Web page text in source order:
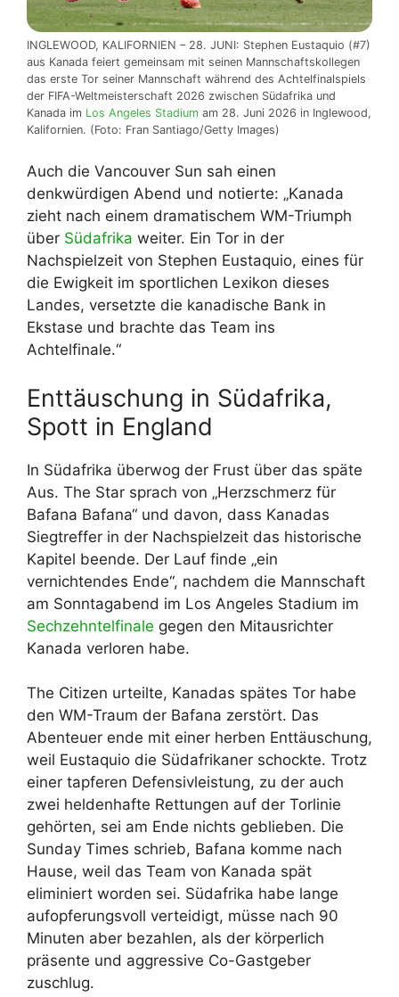
INGLEWOOD, KALIFORNIEN – 28. JUNI: Stephen Eustaquio (#7)
aus Kanada feiert gemeinsam mit seinen Mannschaftskollegen
das erste Tor seiner Mannschaft während des Achtelfinalspiels
der FIFA-Weltmeisterschaft 2026 zwischen Südafrika und
Kanada im Los Angeles Stadium am 28. Juni 2026 in Inglewood,
Kalifornien. (Foto: Fran Santiago/Getty Images)
Auch die Vancouver Sun sah einen
denkwürdigen Abend und notierte: „Kanada
zieht nach einem dramatischem WM-Triumph
über Südafrika weiter. Ein Tor in der
Nachspielzeit von Stephen Eustaquio, eines für
die Ewigkeit im sportlichen Lexikon dieses
Landes, versetzte die kanadische Bank in
Ekstase und brachte das Team ins
Achtelfinale.“
Enttäuschung in Südafrika,
Spott in England
In Südafrika überwog der Frust über das späte
Aus. The Star sprach von „Herzschmerz für
Bafana Bafana“ und davon, dass Kanadas
Siegtreffer in der Nachspielzeit das historische
Kapitel beende. Der Lauf finde „ein
vernichtendes Ende“, nachdem die Mannschaft
am Sonntagabend im Los Angeles Stadium im
Sechzehntelfinale gegen den Mitausrichter
Kanada verloren habe.
The Citizen urteilte, Kanadas spätes Tor habe
den WM-Traum der Bafana zerstört. Das
Abenteuer ende mit einer herben Enttäuschung,
weil Eustaquio die Südafrikaner schockte. Trotz
einer tapferen Defensivleistung, zu der auch
zwei heldenhafte Rettungen auf der Torlinie
gehörten, sei am Ende nichts geblieben. Die
Sunday Times schrieb, Bafana komme nach
Hause, weil das Team von Kanada spät
eliminiert worden sei. Südafrika habe lange
aufopferungsvoll verteidigt, müsse nach 90
Minuten aber bezahlen, als der körperlich
präsente und aggressive Co-Gastgeber
zuschlug.